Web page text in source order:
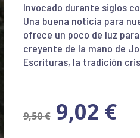
Invocado durante siglos
Una buena noticia para
ofrece un poco de luz
creyente de la mano de
Escrituras, la tradición
9,50€ 9,02 €